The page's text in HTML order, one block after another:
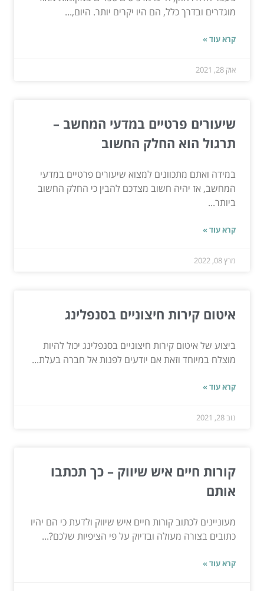
מוגדרים ובדרך כלל, הם היו יקרים יותר. היום,...
קרא עוד »
אוק 28, 2021
שיעורים פרטיים במדעי המחשב –
תרגול הוא החלק החשוב
במידה ואתם מתכוונים למצוא שיעורים פרטיים במדעי
המחשב, אז יהיה חשוב מצדכם להבין כי החלק החשוב
ביותר...
קרא עוד »
מרץ 08, 2022
איטום קירות חיצוניים בסנפלינג
ביצוע של איטום קירות חיצוניים בסנפלינג יכול להיות
מוצלח במיוחד וזאת אם יודעים לפנות אל חברה בעלת...
קרא עוד »
נוב 28, 2021
קורות חיים איש שיווק – כך תכתבו
אותם
מעוניינים לכתוב קורות חיים איש שיווק ולדעת כי הם יהיו
כתובים בצורה מעולה ובדיוק על פי הציפיות שלכם?...
קרא עוד »